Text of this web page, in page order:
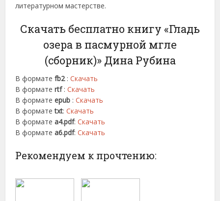
литературном мастерстве.
Скачать бесплатно книгу «Гладь
озера в пасмурной мгле
(сборник)» Дина Рубина
В форматеfb2:Скачать
В форматеrtf :Скачать
В форматеepub :Скачать
В форматеtxt:Скачать
В форматеa4.pdf:Скачать
В форматеa6.pdf:Скачать
Рекомендуем к прочтению: